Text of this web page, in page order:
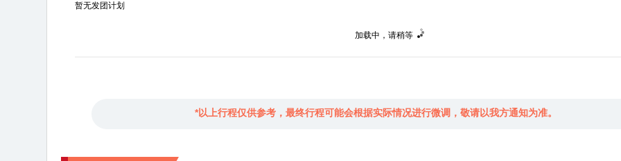
暂无发团计划
加载中，请稍等
*以上行程仅供参考，最终行程可能会根据实际情况进行微调，敬请以我方通知为准。